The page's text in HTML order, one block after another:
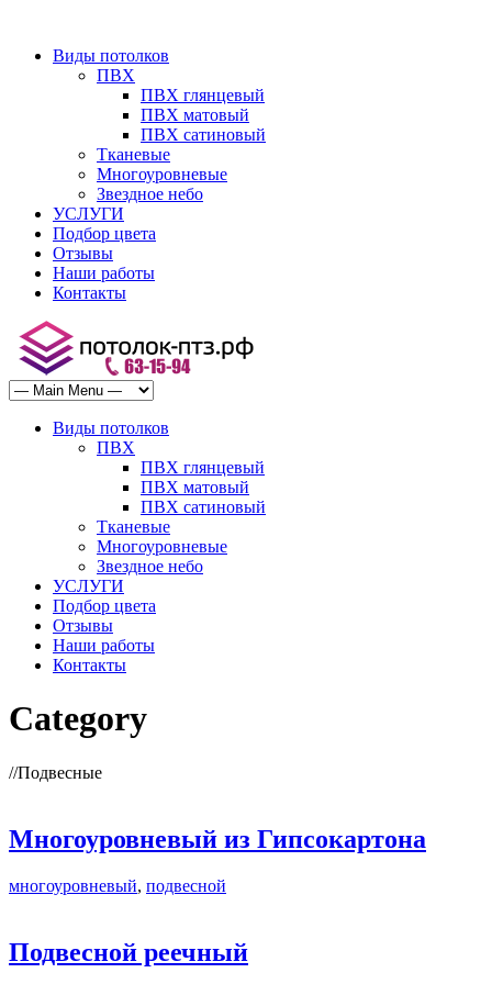
Виды потолков
ПВХ
ПВХ глянцевый
ПВХ матовый
ПВХ сатиновый
Тканевые
Многоуровневые
Звездное небо
УСЛУГИ
Подбор цвета
Отзывы
Наши работы
Контакты
Виды потолков
ПВХ
ПВХ глянцевый
ПВХ матовый
ПВХ сатиновый
Тканевые
Многоуровневые
Звездное небо
УСЛУГИ
Подбор цвета
Отзывы
Наши работы
Контакты
Category
//Подвесные
Многоуровневый из Гипсокартона
многоуровневый, подвесной
Подвесной реечный